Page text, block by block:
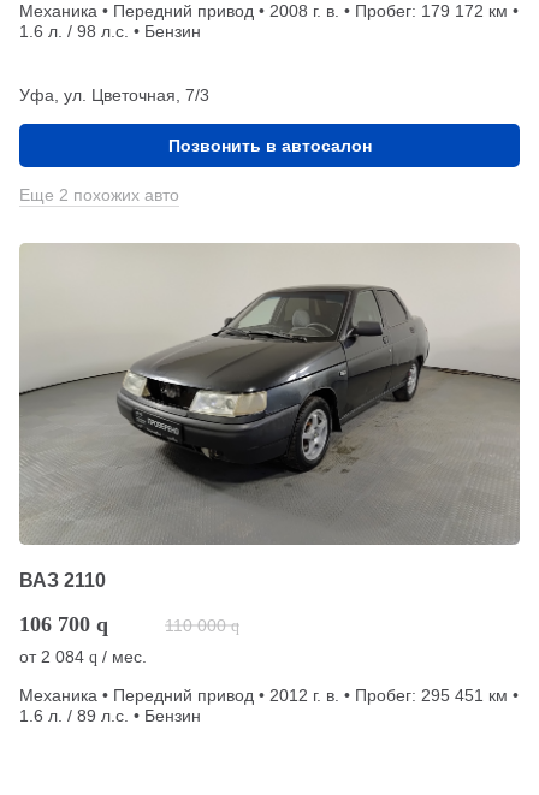
Механика • Передний привод • 2008 г. в. • Пробег: 179 172 км •
1.6 л. / 98 л.с. • Бензин
Уфа, ул. Цветочная, 7/3
Позвонить в автосалон
Еще 2 похожих авто
ВАЗ 2110
106 700 q 110 000 q
от 2 084 q / мес.
Механика • Передний привод • 2012 г. в. • Пробег: 295 451 км •
1.6 л. / 89 л.с. • Бензин